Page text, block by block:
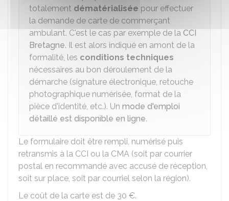
totalement dématérialisée pour effectuer
la demande de carte de commerçant
ambulant. C'est le cas par exemple de la CCI
Bretagne. Il est alors indiqué en amont de la
formalité, les conditions techniques
nécessaires au bon déroulement de la
démarche (signature électronique, retouche
photographique numérisée, format de la
pièce d'identité, etc.). Un mode d'emploi
détaillé est disponible en ligne.
Le formulaire doit être rempli, numérisé puis
retransmis à la CCI ou la CMA (soit par courrier
postal en recommandé avec accusé de réception,
soit sur place, soit par courriel selon la région).
Le coût de la carte est de 30 €.